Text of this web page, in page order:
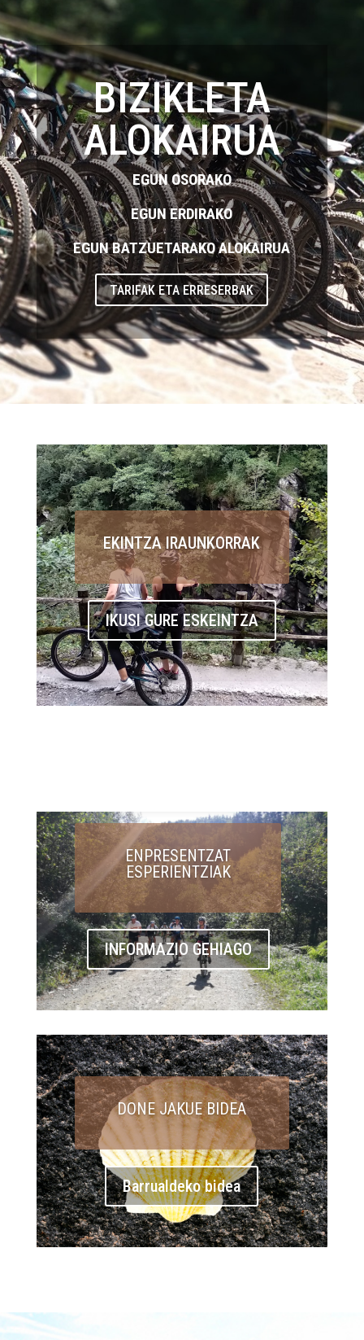
BIZIKLETA
ALOKAIRUA
EGUN OSORAKO
EGUN ERDIRAKO
EGUN BATZUETARAKO ALOKAIRUA
TARIFAK ETA ERRESERBAK
EKINTZA IRAUNKORRAK
IKUSI GURE ESKEINTZA
ENPRESENTZAT
ESPERIENTZIAK
INFORMAZIO GEHIAGO
DONE JAKUE BIDEA
Barrualdeko bidea